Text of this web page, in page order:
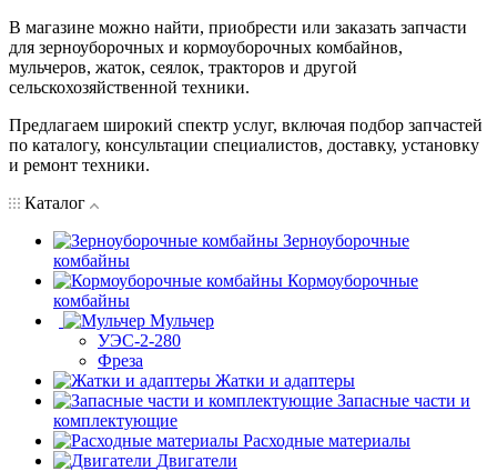
В магазине можно найти, приобрести или заказать запчасти
для зерноуборочных и кормоуборочных комбайнов,
мульчеров, жаток, сеялок, тракторов и другой
сельскохозяйственной техники.
Предлагаем широкий спектр услуг, включая подбор запчастей
по каталогу, консультации специалистов, доставку, установку
и ремонт техники.
Каталог
Зерноуборочные
комбайны
Кормоуборочные
комбайны
Мульчер
УЭС-2-280
Фреза
Жатки и адаптеры
Запасные части и
комплектующие
Расходные материалы
Двигатели